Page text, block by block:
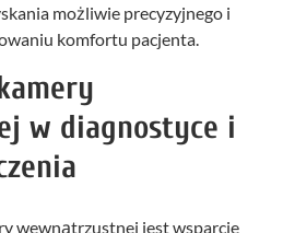
możliwie precyzyjnego i
komfortu pacjenta.
w diagnostyce i
wewnątrzustnej jest wsparcie